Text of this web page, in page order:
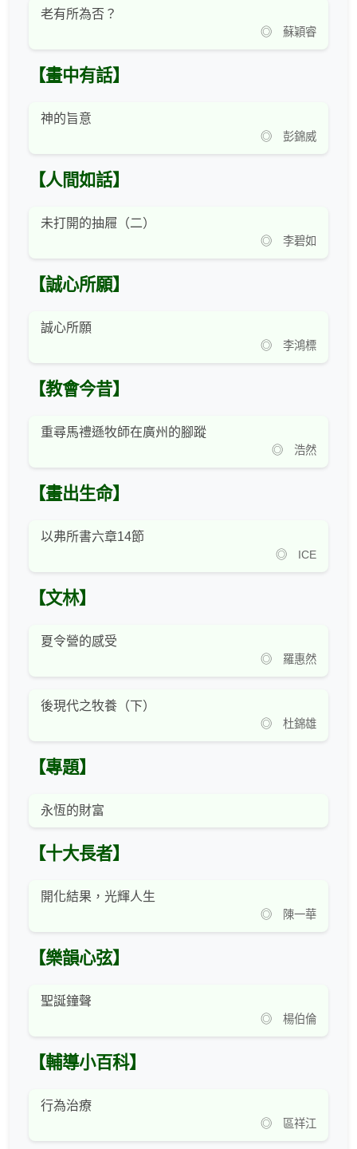
老有所為否？
◎ 蘇穎睿
【畫中有話】
神的旨意
◎ 彭錦威
【人間如話】
未打開的抽屜（二）
◎ 李碧如
【誠心所願】
誠心所願
◎ 李鴻標
【教會今昔】
重尋馬禮遜牧師在廣州的腳蹤
◎ 浩然
【畫出生命】
以弗所書六章14節
◎ ICE
【文林】
夏令營的感受
◎ 羅惠然
後現代之牧養（下）
◎ 杜錦雄
【專題】
永恆的財富
【十大長者】
開化結果，光輝人生
◎ 陳一華
【樂韻心弦】
聖誕鐘聲
◎ 楊伯倫
【輔導小百科】
行為治療
◎ 區祥江